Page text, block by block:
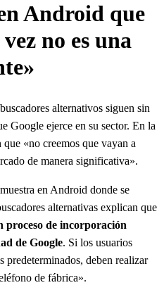
Android que
no es una
alternativos siguen sin
Google ejerce en su sector. En la
«no creemos que vayan a
de manera significativa».
en Android donde se
alternativas explican que
proceso de incorporación
de Google. Si los usuarios
predeterminados, deben realizar
de fábrica».